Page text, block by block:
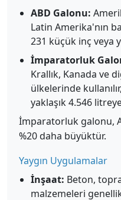
ABD Galonu:
Latin Amerika'nın
231 küçük inç veya
İmparatorluk
Krallık, Kanada ve
ülkelerinde
yaklaşık 4.546
İmparatorluk galonu,
%20 daha büyüktür.
Yaygın Uygulamalar
İnşaat: Beton,
malzemeleri